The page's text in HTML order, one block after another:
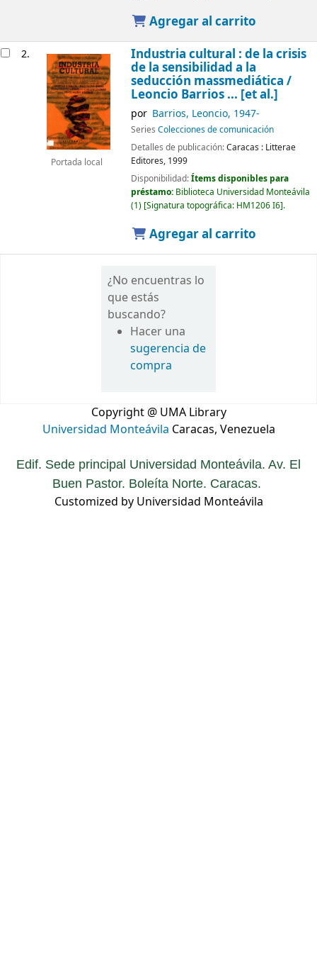
Agregar al carrito
2.
Portada local
Industria cultural : de la crisis
de la sensibilidad a la
seducción massmediática /
Leoncio Barrios ... [et al.]
por Barrios, Leoncio, 1947-
Series Colecciones de comunicación
Detalles de publicación:Caracas : Litterae
Editores, 1999
Disponibilidad:Ítems disponibles para
préstamo: Biblioteca Universidad Monteávila
(1) Signatura topográfica: HM1206 I6 .
Agregar al carrito
¿No encuentras lo
que estás
buscando?
Hacer una
sugerencia de
compra
Copyright @ UMA Library
Universidad Monteávila Caracas, Venezuela
Edif. Sede principal Universidad Monteávila. Av. El
Buen Pastor. Boleíta Norte. Caracas.
Customized by Universidad Monteávila